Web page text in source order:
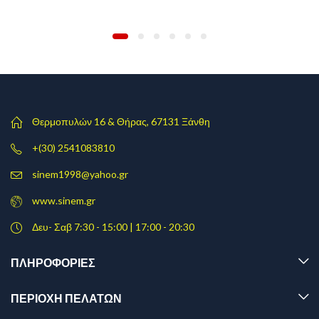
Θερμοπυλών 16 & Θήρας, 67131 Ξάνθη
+(30) 2541083810
sinem1998@yahoo.gr
www.sinem.gr
Δευ- Σαβ 7:30 - 15:00 | 17:00 - 20:30
ΠΛΗΡΟΦΟΡΊΕΣ
ΠΕΡΙΟΧΗ ΠΕΛΑΤΩΝ